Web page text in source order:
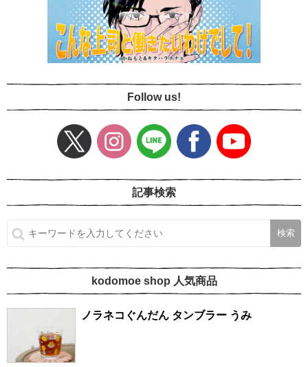
Follow us!
記事検索
kodomoe shop 人気商品
ノラネコぐんだん タンブラー うみ